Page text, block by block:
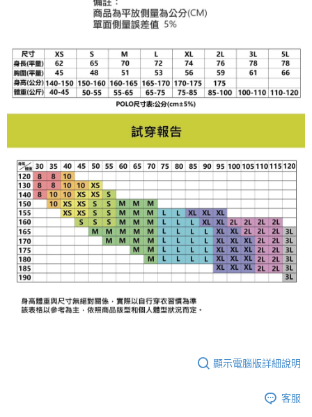
顯示電腦版詳細說明
客服